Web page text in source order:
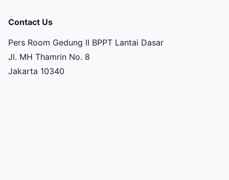
Contact Us
Pers Room Gedung II BPPT Lantai Dasar
Jl. MH Thamrin No. 8
Jakarta 10340